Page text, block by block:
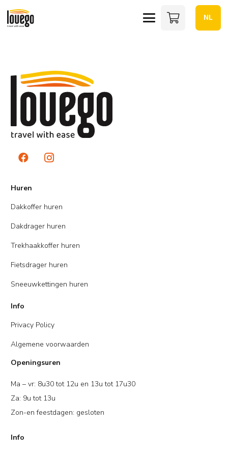
NL
Huren
Dakkoffer huren
Dakdrager huren
Trekhaakkoffer huren
Fietsdrager huren
Sneeuwkettingen huren
Info
Privacy Policy
Algemene voorwaarden
Openingsuren
Ma – vr: 8u30 tot 12u en 13u tot 17u30
Za: 9u tot 13u
Zon-en feestdagen: gesloten
Info